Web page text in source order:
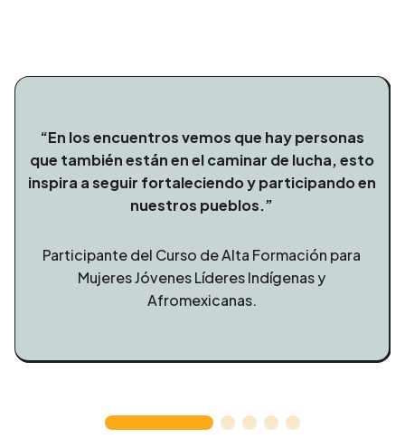
“En los encuentros vemos que hay personas
que también están en el caminar de lucha, esto
inspira a seguir fortaleciendo y participando en
nuestros pueblos.”
Participante del Curso de Alta Formación para
Mujeres Jóvenes Líderes Indígenas y
Afromexicanas.